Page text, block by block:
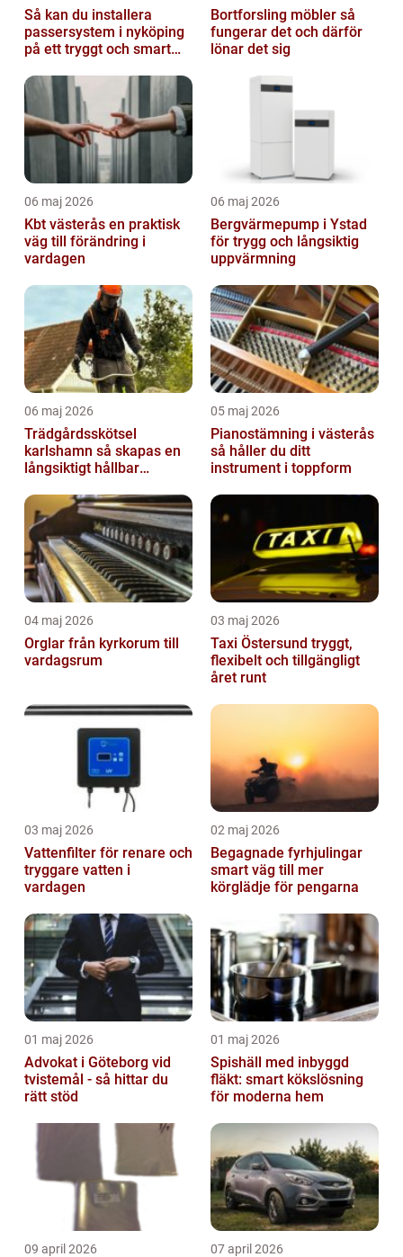
Så kan du installera
passersystem i nyköping
på ett tryggt och smart
Bortforsling möbler så
fungerar det och därför
lönar det sig
06 maj 2026
Kbt västerås en praktisk
väg till förändring i
vardagen
06 maj 2026
Bergvärmepump i Ystad
för trygg och långsiktig
uppvärmning
06 maj 2026
Trädgårdsskötsel
karlshamn så skapas en
långsiktigt hållbar
05 maj 2026
Pianostämning i västerås
så håller du ditt
instrument i toppform
04 maj 2026
Orglar från kyrkorum till
vardagsrum
03 maj 2026
Taxi Östersund tryggt,
flexibelt och tillgängligt
året runt
03 maj 2026
Vattenfilter för renare och
tryggare vatten i
vardagen
02 maj 2026
Begagnade fyrhjulingar
smart väg till mer
körglädje för pengarna
01 maj 2026
Advokat i Göteborg vid
tvistemål - så hittar du
rätt stöd
01 maj 2026
Spishäll med inbyggd
fläkt: smart kökslösning
för moderna hem
09 april 2026 07 april 2026